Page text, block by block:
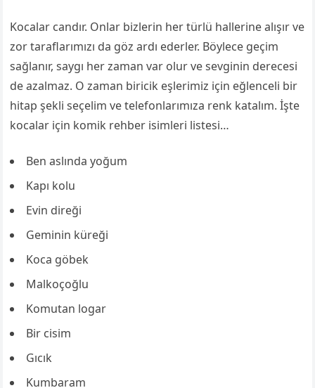
Kocalar candır. Onlar bizlerin her türlü hallerine alışır ve
zor taraflarımızı da göz ardı ederler. Böylece geçim
sağlanır, saygı her zaman var olur ve sevginin derecesi
de azalmaz. O zaman biricik eşlerimiz için eğlenceli bir
hitap şekli seçelim ve telefonlarımıza renk katalım. İşte
kocalar için komik rehber isimleri listesi…
Ben aslında yoğum
Kapı kolu
Evin direği
Geminin küreği
Koca göbek
Malkoçoğlu
Komutan logar
Bir cisim
Gıcık
Kumbaram